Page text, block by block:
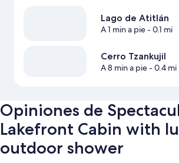
Lago de Atitlán
A 1 min a pie- 0.1 mi
Cerro Tzankujil
A 8 min a pie- 0.4 mi
Opiniones de
Lakefront Cabin with
outdoor shower